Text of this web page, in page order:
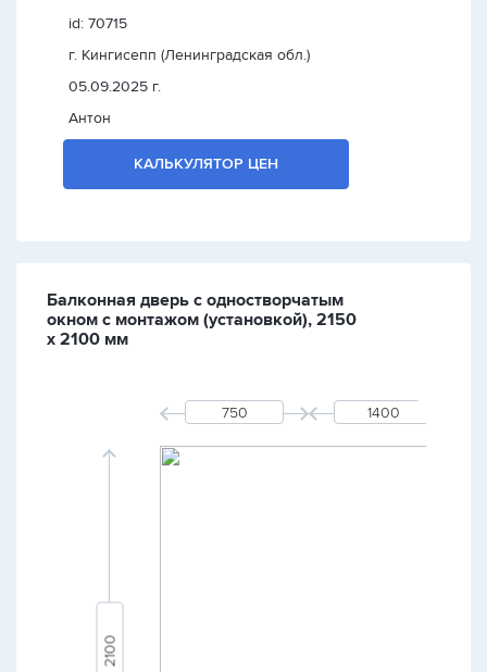
id: 70715
г. Кингисепп (Ленинградская обл.)
05.09.2025 г.
Антон
КАЛЬКУЛЯТОР ЦЕН
Балконная дверь с одностворчатым
окном с монтажом (установкой), 2150
х 2100 мм